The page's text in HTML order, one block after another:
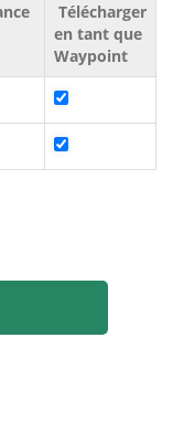
Télécharger
en tant que
Waypoint